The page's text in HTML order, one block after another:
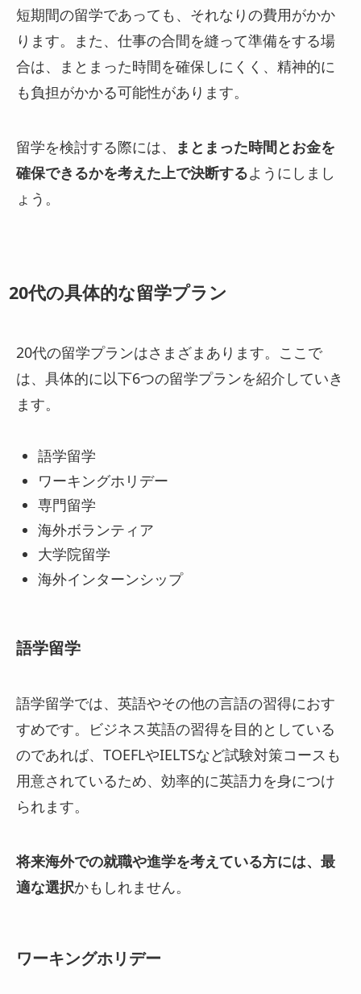
短期間の留学であっても、それなりの費用がかか
ります。また、仕事の合間を縫って準備をする場
合は、まとまった時間を確保しにくく、精神的に
も負担がかかる可能性があります。
留学を検討する際には、
まとまった時間とお金を
確保できるかを考えた上で決断するようにしまし
ょう。
20代の具体的な留学プラン
20代の留学プランはさまざまあります。ここで
は、具体的に以下6つの留学プランを紹介していき
ます。
語学留学
ワーキングホリデー
専門留学
海外ボランティア
大学院留学
海外インターンシップ
語学留学
語学留学では、英語やその他の言語の習得におす
すめです。ビジネス英語の習得を目的としている
のであれば、TOEFLやIELTSなど試験対策コースも
用意されているため、効率的に英語力を身につけ
られます。
将来海外での就職や進学を考えている方には、最
適な選択かもしれません。
ワーキングホリデー